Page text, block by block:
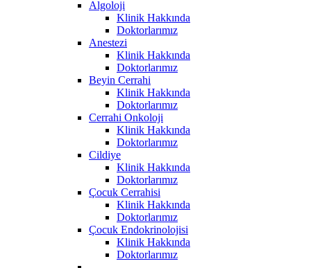
Algoloji
Klinik Hakkında
Doktorlarımız
Anestezi
Klinik Hakkında
Doktorlarımız
Beyin Cerrahi
Klinik Hakkında
Doktorlarımız
Cerrahi Onkoloji
Klinik Hakkında
Doktorlarımız
Cildiye
Klinik Hakkında
Doktorlarımız
Çocuk Cerrahisi
Klinik Hakkında
Doktorlarımız
Çocuk Endokrinolojisi
Klinik Hakkında
Doktorlarımız